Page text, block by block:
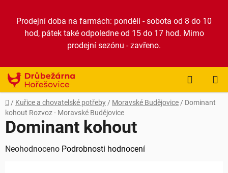
obsah
Prodejní doba na farmách: pondělí - sobota od 8 do 10
hod, pátek také odpoledne od 15 do 17 hod. Mimo
prodejní sezónu - zavřeno.
KOŠÍK
Domů
/ Kuřice a chovatelské potřeby / Moravské Budějovice / Dominant
kohout Rozvoz - Moravské Budějovice
Dominant kohout
Průměrné
Neohodnoceno Podrobnosti hodnocení